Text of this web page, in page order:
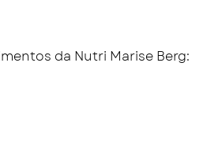
da Nutri Marise Berg: